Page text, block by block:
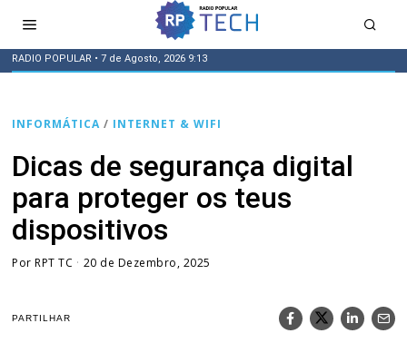
RADIO POPULAR • 7 de Agosto, 2026 9:13
INFORMÁTICA / INTERNET & WIFI
Dicas de segurança digital
para proteger os teus
dispositivos
PorRPT TC 20 de Dezembro, 2025
PARTILHAR